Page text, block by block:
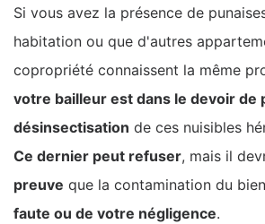
Si vous avez la présence de
habitation ou que d'autres
copropriété connaissent la même
votre bailleur est dans le devoir de
désinsectisation de ces nuisibles
Ce dernier peut refuser, mais il
preuve que la contamination du
faute ou de votre négligence.